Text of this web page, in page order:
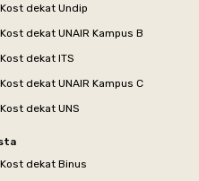
Kost dekat Undip
Kost dekat UNAIR Kampus B
Kost dekat ITS
Kost dekat UNAIR Kampus C
Kost dekat UNS
Kost dekat Binus